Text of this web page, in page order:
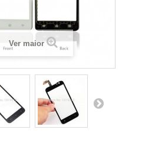
Ver maior